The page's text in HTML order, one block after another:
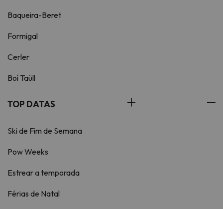
Baqueira-Beret
Formigal
Cerler
Boí Taüll
TOP DATAS
Ski de Fim de Semana
Pow Weeks
Estrear a temporada
Férias de Natal